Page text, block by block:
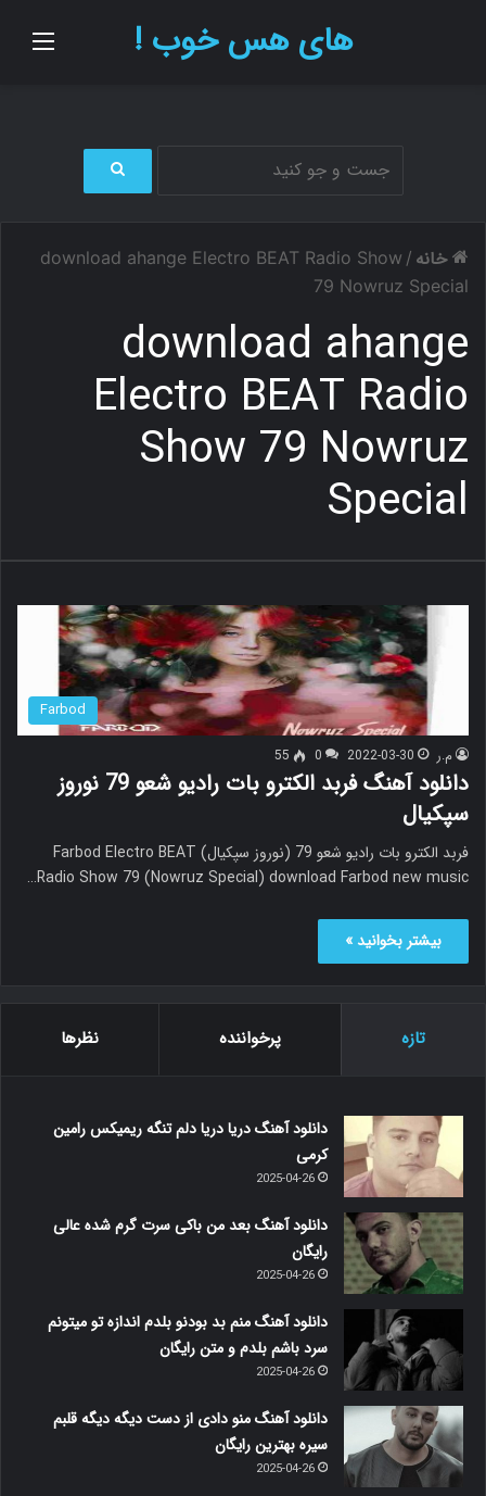
های هس خوب !
ج
ج
ی
خانه /
download ahange Electro BEAT Radio Show
79 Nowruz Special
download ahange
Electro BEAT Radio
Show 79 Nowruz
Special
Farbod
م.ر 2022-03-30
0
55
دانلود آهنگ فربد الکترو بات رادیو شعو 79 نوروز
سپکیال
فربد الکترو بات رادیو شعو 79 (نوروز سپکیال) Farbod Electro BEAT
Radio Show 79 (Nowruz Special) download Farbod new music…
بیشتر بخوانید »
تازه پرخواننده نظرها
دانلود آهنگ دریا دریا دلم تنگه ریمیکس رامین
کرمی
2025-04-26
دانلود آهنگ بعد من باکی سرت گرم شده عالی
رایگان
2025-04-26
دانلود آهنگ منم بد بودنو بلدم اندازه تو میتونم
سرد باشم بلدم و متن رایگان
2025-04-26
دانلود آهنگ منو دادی از دست دیگه دیگه قلبم
سیره بهترین رایگان
2025-04-26